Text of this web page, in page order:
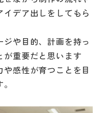
デア出しをしてもら
や目的、計画を持っ
が重要だと思います
感性が育つことを目